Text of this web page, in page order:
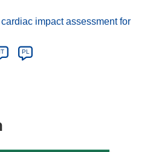
impact assessment for
IT PL